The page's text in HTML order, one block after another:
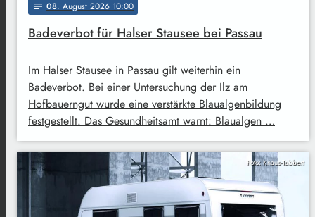
notes 08. August 2026 10:00
Badeverbot für Halser Stausee bei Passau
Im Halser Stausee in Passau gilt weiterhin ein
Badeverbot. Bei einer Untersuchung der Ilz am
Hofbauerngut wurde eine verstärkte Blaualgenbildung
festgestellt. Das Gesundheitsamt warnt: Blaualgen …
Foto: Knaus-Tabbert